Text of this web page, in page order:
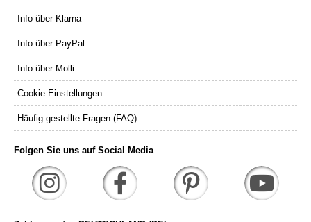
Info über Klarna
Info über PayPal
Info über Molli
Cookie Einstellungen
Häufig gestellte Fragen (FAQ)
Folgen Sie uns auf Social Media